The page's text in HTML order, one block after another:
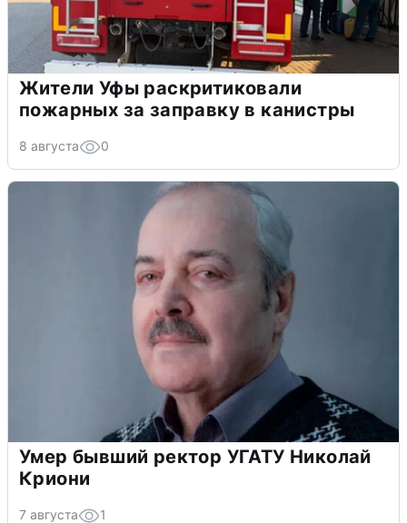
Жители Уфы раскритиковали
пожарных за заправку в канистры
8 августа 0
Умер бывший ректор УГАТУ Николай
Криони
7 августа 1